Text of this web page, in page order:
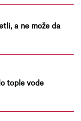
a ne može da
tople vode